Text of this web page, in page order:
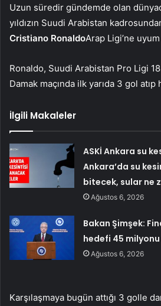
Uzun süredir gündemde olan
yıldızın Suudi Arabistan
Cristiano RonaldoArap Ligi’ne
Ronaldo, Suudi Arabistan Pro Ligi
Damak maçında ilk yarıda 3 gol atıp
İlgili Makaleler
ASKİ Ankara su
Ankara’da su
bitecek, sular ne
Ağustos 6, 2026
Bakan Şimşek:
hedefi 45 milyonu
Ağustos 6, 2026
Karşılaşmaya bugün attığı 3 golle